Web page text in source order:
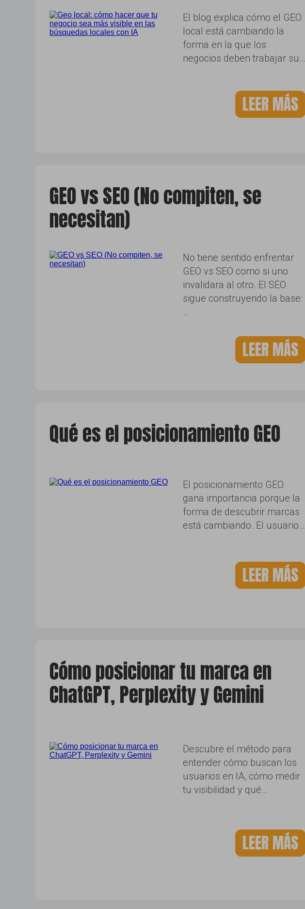
El blog explica cómo el GEO
local está cambiando la
forma en la que los
negocios deben trabajar su…
LEER MÁS
GEO vs SEO (No compiten, se
necesitan)
No tiene sentido enfrentar
GEO vs SEO como si uno
invalidara al otro. El SEO
sigue construyendo la base:
…
LEER MÁS
Qué es el posicionamiento GEO
El posicionamiento GEO
gana importancia porque la
forma de descubrir marcas
está cambiando. El usuario…
LEER MÁS
Cómo posicionar tu marca en
ChatGPT, Perplexity y Gemini
Descubre el método para
entender cómo buscan los
usuarios en IA, cómo medir
tu visibilidad y qué…
LEER MÁS